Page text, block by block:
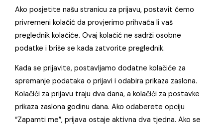
Ako posjetite našu stranicu za prijavu, postavit ćemo
privremeni kolačić da provjerimo prihvaća li vaš
preglednik kolačiće. Ovaj kolačić ne sadrži osobne
podatke i briše se kada zatvorite preglednik.
Kada se prijavite, postavljamo dodatne kolačiće za
spremanje podataka o prijavi i odabira prikaza zaslona.
Kolačići za prijavu traju dva dana, a kolačići za postavke
prikaza zaslona godinu dana. Ako odaberete opciju
“Zapamti me”, prijava ostaje aktivna dva tjedna. Ako se